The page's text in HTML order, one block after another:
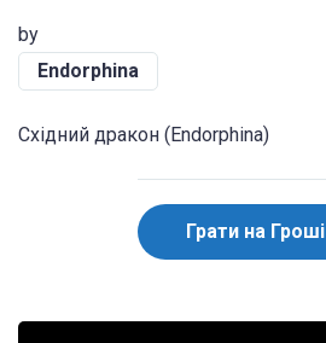
by
Endorphina
Східний дракон (Endorphina)
Грати на Гроші